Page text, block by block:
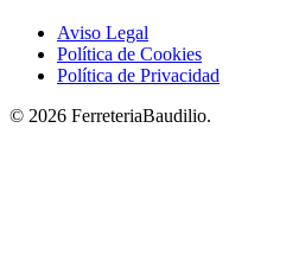
Aviso Legal
Política de Cookies
Política de Privacidad
© 2026 FerreteriaBaudilio.